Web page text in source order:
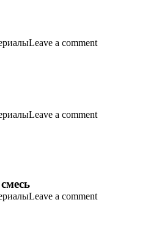
Leave a comment
Leave a comment
Leave a comment